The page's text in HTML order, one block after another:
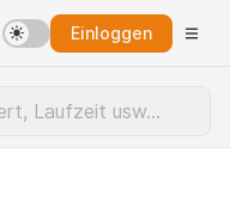
Einloggen